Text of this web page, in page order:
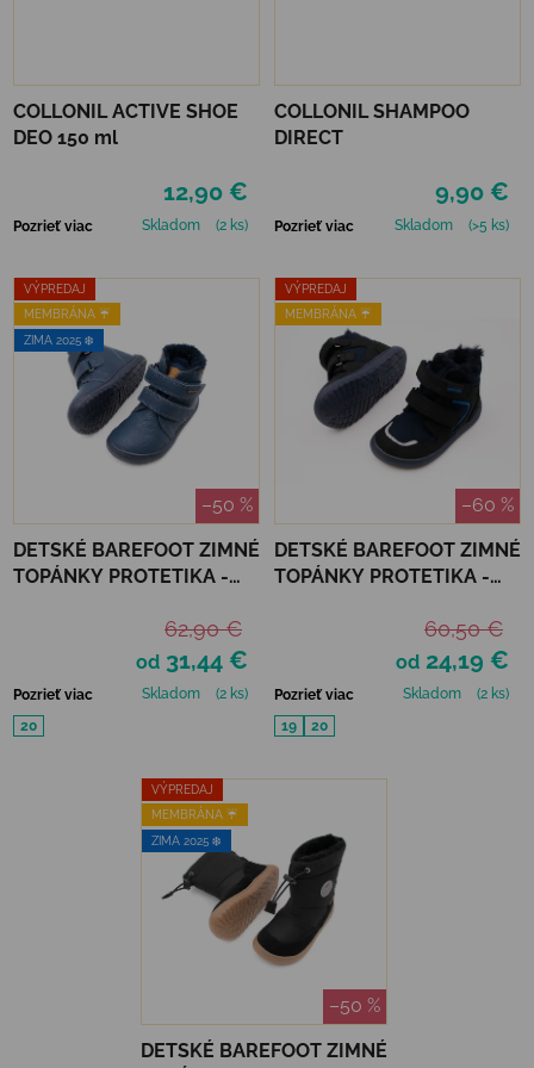
COLLONIL ACTIVE SHOE
DEO 150 ml
12,90 €
Pozrieť viac Skladom (2 ks)
COLLONIL SHAMPOO
DIRECT
9,90 €
Pozrieť viac Skladom (>5 ks)
VÝPREDAJ
MEMBRÁNA ☔️
ZIMA 2025 ❄️
–50 %
DETSKÉ BAREFOOT ZIMNÉ
TOPÁNKY PROTETIKA -
od 31,44 €
62,90 €
Pozrieť viac Skladom
(2 ks)
20
VÝPREDAJ
MEMBRÁNA ☔️
–60 %
DETSKÉ BAREFOOT ZIMNÉ
TOPÁNKY PROTETIKA -
od 24,19 €
60,50 €
Pozrieť viac Skladom
(2 ks)
19
20
VÝPREDAJ
MEMBRÁNA ☔️
ZIMA 2025 ❄️
–50 %
DETSKÉ BAREFOOT ZIMNÉ